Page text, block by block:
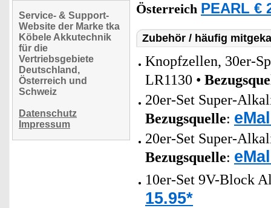
Service- & Support-
Website der Marke tka
Köbele Akkutechnik
für die
Vertriebsgebiete
Deutschland,
Österreich und
Schweiz
Datenschutz
Impressum
Österreich PEARL €
Zubehör / häufig
Knopfzellen, 30er-
LR1130 •
20er-Set Super-
Bezugsquelle:
20er-Set Super-
Bezugsquelle:
10er-Set 9V-Block
15.95*